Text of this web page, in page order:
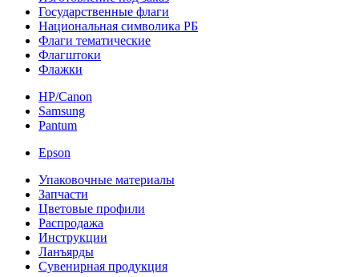
Государственные флаги
Национальная символика РБ
Флаги тематические
Флагштоки
Флажки
HP/Canon
Samsung
Pantum
Epson
Упаковочные материалы
Запчасти
Цветовые профили
Распродажа
Инструкции
Ланъярды
Сувенирная продукция